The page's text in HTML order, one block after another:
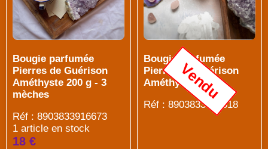
Bougie parfumée
Pierres de Guérison
Améthyste 200 g - 3
mèches
Réf : 8903833916673
1 article en stock
18 €
Bougie parfumée
Pierres de Guérison
Améthyste 80 g
Réf : 8903833914518
Vendu